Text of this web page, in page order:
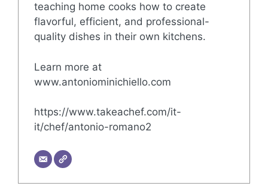
teaching home cooks how to create
flavorful, efficient, and professional-
quality dishes in their own kitchens.
Learn more at
www.antoniominichiello.com
https://www.takeachef.com/it-
it/chef/antonio-romano2